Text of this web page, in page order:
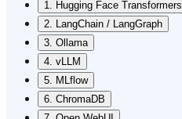
1. Hugging Face Transformers
2. LangChain / LangGraph
3. Ollama
4. vLLM
5. MLflow
6. ChromaDB